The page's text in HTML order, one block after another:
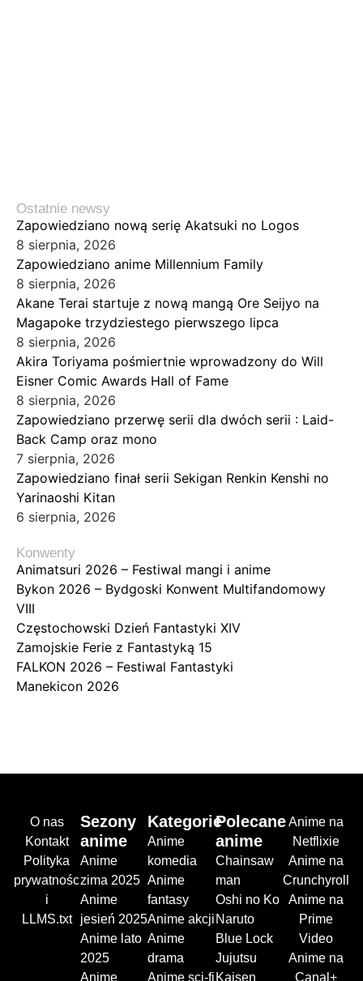
Ostatnie newsy
Zapowiedziano nową serię Akatsuki no Logos
8 sierpnia, 2026
Zapowiedziano anime Millennium Family
8 sierpnia, 2026
Akane Terai startuje z nową mangą Ore Seijyo na
Magapoke trzydziestego pierwszego lipca
8 sierpnia, 2026
Akira Toriyama pośmiertnie wprowadzony do Will
Eisner Comic Awards Hall of Fame
8 sierpnia, 2026
Zapowiedziano przerwę serii dla dwóch serii : Laid-
Back Camp oraz mono
7 sierpnia, 2026
Zapowiedziano finał serii Sekigan Renkin Kenshi no
Yarinaoshi Kitan
6 sierpnia, 2026
Konwenty
Animatsuri 2026 – Festiwal mangi i anime
Bykon 2026 – Bydgoski Konwent Multifandomowy
VIII
Częstochowski Dzień Fantastyki XIV
Zamojskie Ferie z Fantastyką 15
FALKON 2026 – Festiwal Fantastyki
Manekicon 2026
O nas
Kontakt
Polityka
prywatnośc
i
LLMS.txt
Sezony
anime
Anime
zima 2025
Anime
jesień 2025
Anime lato
2025
Anime
Kategorie
Anime
komedia
Anime
fantasy
Anime akcji
Anime
drama
Anime sci-fi
Polecane
anime
Chainsaw
man
Oshi no Ko
Naruto
Blue Lock
Jujutsu
Kaisen
Anime na
Netflixie
Anime na
Crunchyroll
Anime na
Prime
Video
Anime na
Canal+